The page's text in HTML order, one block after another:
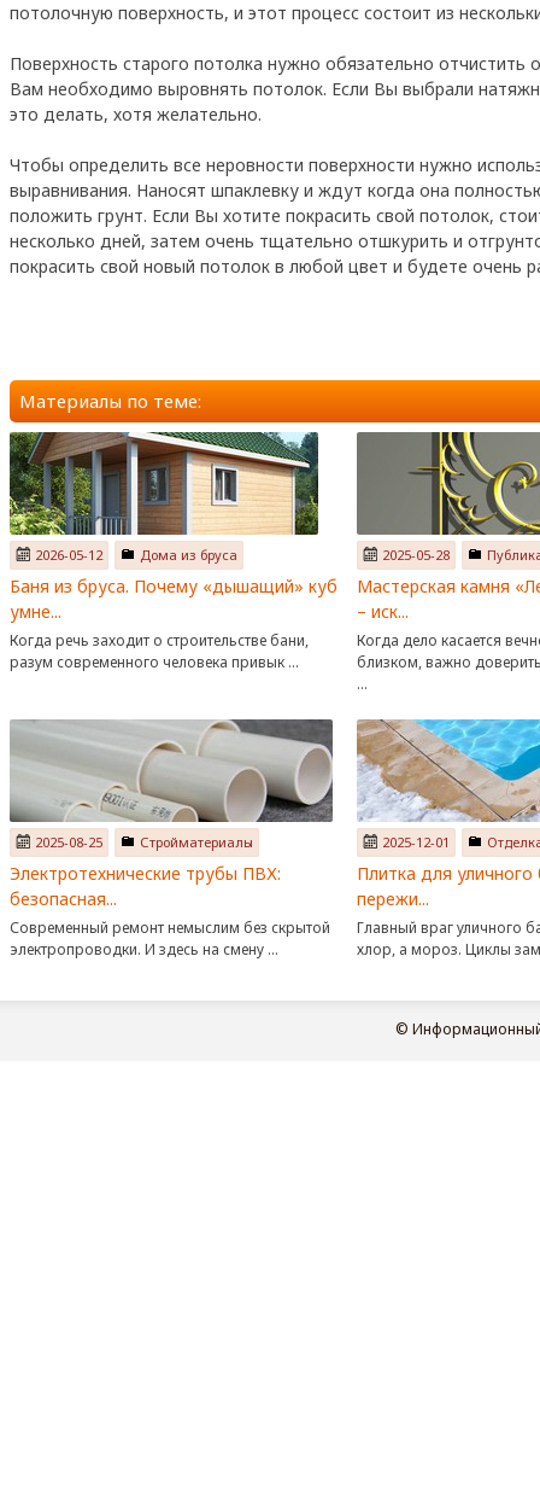
потолочную поверхность, и этот процесс состоит из
Поверхность старого потолка нужно обязательно отчистить
Вам необходимо выровнять потолок. Если Вы выбрали
это делать, хотя желательно.
Чтобы определить все неровности поверхности нужно
выравнивания. Наносят шпаклевку и ждут когда она
положить грунт. Если Вы хотите покрасить свой потолок,
несколько дней, затем очень тщательно отшкурить и
покрасить свой новый потолок в любой цвет и будете очень
Материалы по теме:
2026-05-12 Дома из бруса
Баня из бруса. Почему «дышащий» куб
умне...
Когда речь заходит о строительстве бани,
разум современного человека привык ...
2025-05-28
Мастерская камня
– иск...
Когда дело касается
близком, важно
...
2025-08-25 Стройматериалы
Электротехнические трубы ПВХ:
безопасная...
Современный ремонт немыслим без скрытой
электропроводки. И здесь на смену ...
2025-12-01
Плитка для уличного
пережи...
Главный враг уличного
хлор, а мороз. Циклы
© Информационный